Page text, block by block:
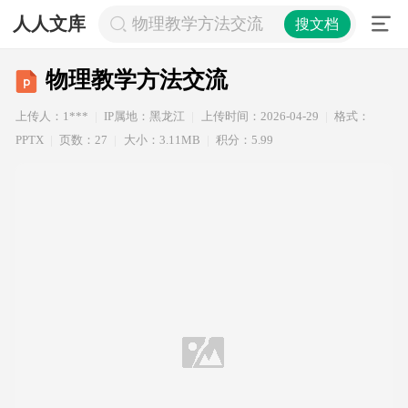
人人文库 物理教学方法交流 搜文档
物理教学方法交流
上传人：1*** IP属地：黑龙江 上传时间：2026-04-29
格式：
PPTX
页数：27 大小：3.11MB 积分：5.99